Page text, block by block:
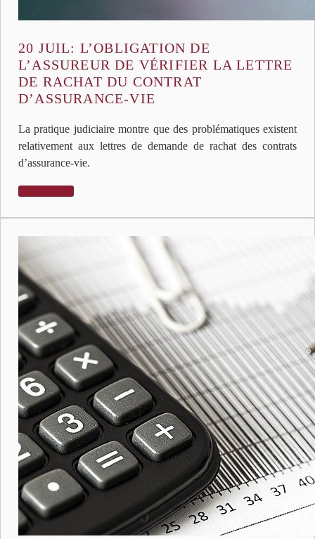
20 JUIL: L’OBLIGATION DE
L’ASSUREUR DE VÉRIFIER LA LETTRE
DE RACHAT DU CONTRAT
D’ASSURANCE-VIE
La pratique judiciaire montre que des problématiques existent
relativement aux lettres de demande de rachat des contrats
d’assurance-vie.
LIRE PLUS